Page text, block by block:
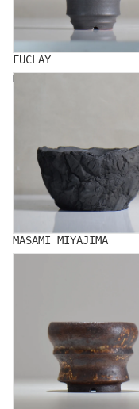
FUCLAY
MASAMI MIYAJIMA
MASAMI MIYAJIMA